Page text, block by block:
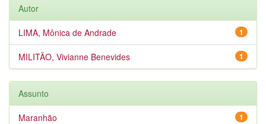
Autor
1
LIMA, Mônica de Andrade
1
MILITÃO, Vivianne Benevides
Assunto
1
Maranhão